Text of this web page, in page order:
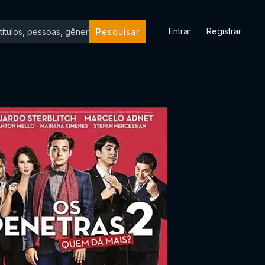
Pesquisar Entrar Registrar